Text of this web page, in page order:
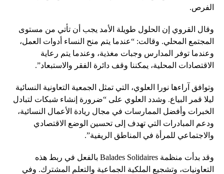
الفرص.
وقال القروي إن الحلول طويلة الأمد يجب أن تأتي من مستوى
المجتمع المحلي. وقالت: “عندما يتم منح النساء أدوات العمل،
وعندما توفر المدارس وجبات مغذية، وعندما يتم رعاية
الاقتصادات المحلية، يمكننا وقف دائرة الفقر والاستبعاد”.
وتوافق آراءها نورا العلوي، التي تمثل الجمعية التعاونية النسائية
ليلا قمر البياع. وشدد العلوي على “ضرورة إنشاء شبكات لتبادل
الخبرات وأفضل الممارسات في مجال ريادة الأعمال النسائية،
ودعم المبادرات التي تهدف إلى تحسين الوضع الاقتصادي
والاجتماعي للمرأة في المناطق الريفية”.
وقد بدأت منظمة Balades Solidaires بالفعل في ربط هذه
التعاونيات، وتشجيع الملكية الجماعية والتعلم المشترك. وفي